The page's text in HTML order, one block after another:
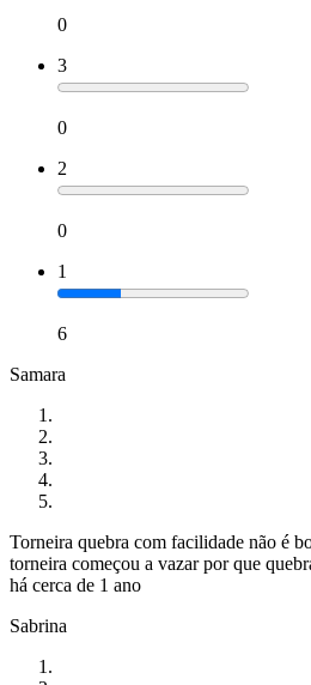
0
3
0
2
0
1
6
Samara
Torneira quebra com facilidade não é
torneira começou a vazar por que
há cerca de 1 ano
Sabrina